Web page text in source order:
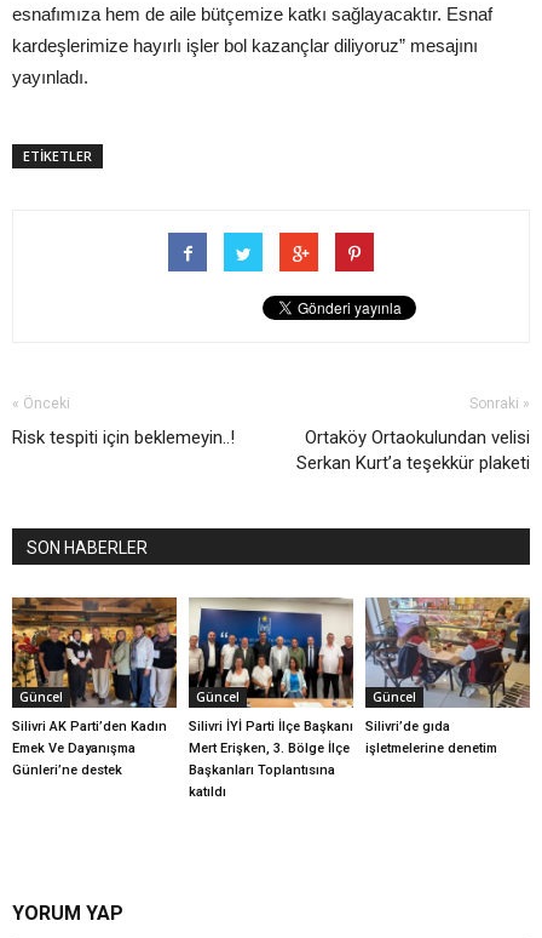
esnafımıza hem de aile bütçemize katkı sağlayacaktır. Esnaf
kardeşlerimize hayırlı işler bol kazançlar diliyoruz” mesajını
yayınladı.
ETİKETLER
« Önceki
Risk tespiti için beklemeyin..!
Sonraki »
Ortaköy Ortaokulundan velisi
Serkan Kurt’a teşekkür plaketi
SON HABERLER
Güncel
Silivri AK Parti’den Kadın
Emek Ve Dayanışma
Günleri’ne destek
Güncel
Silivri İYİ Parti İlçe Başkanı
Mert Erişken, 3. Bölge İlçe
Başkanları Toplantısına
katıldı
Güncel
Silivri’de gıda
işletmelerine denetim
YORUM YAP